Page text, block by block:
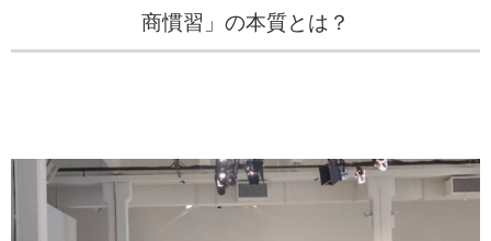
商慣習」の本質とは？